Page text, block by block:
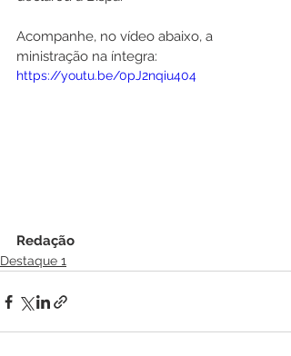
Acompanhe, no vídeo abaixo, a
ministração na íntegra:
https://youtu.be/0pJ2nqiu404
Redação
Destaque 1